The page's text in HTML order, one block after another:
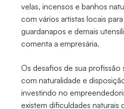
velas, incensos e banhos
com vários artistas locais
guardanapos e demais
comenta a empresária.
Os desafios de sua profissão
com naturalidade e
investindo no
existem dificuldades naturais